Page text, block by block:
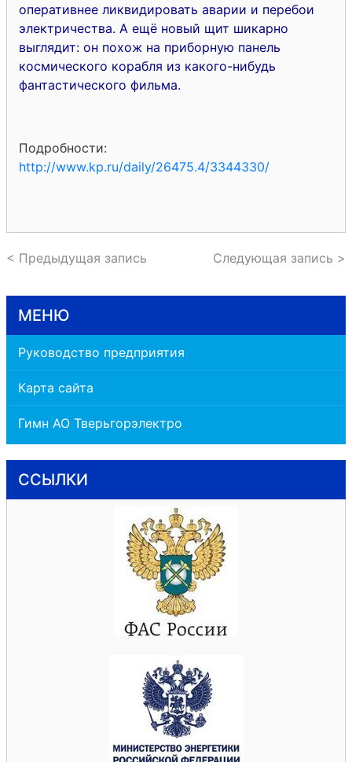
оперативнее ликвидировать аварии и перебои
электричества. А ещё новый щит шикарно
выглядит: он похож на приборную панель
космического корабля из какого-нибудь
фантастического фильма.
Подробности:
http://www.kp.ru/daily/26475.4/3344330/
< Предыдущая запись Следующая запись >
МЕНЮ
Руководство предприятия
Карта сайта
Гимн АО Тверьгорэлектро
ССЫЛКИ